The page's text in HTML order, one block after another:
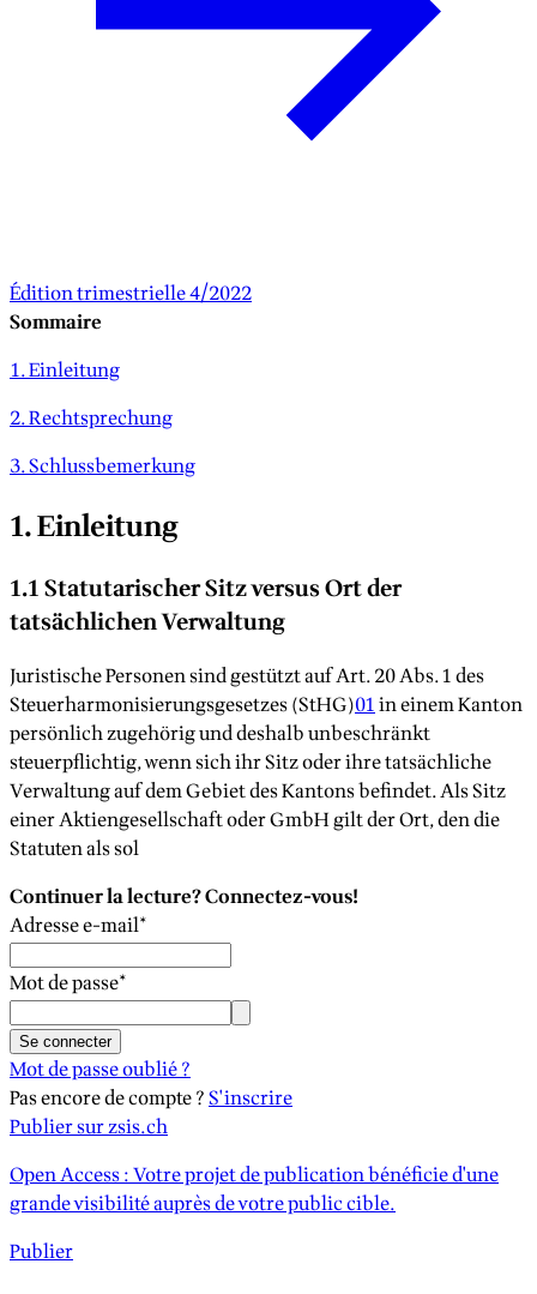
Édition trimestrielle 4/2022
Sommaire
1. Einleitung
2. Rechtsprechung
3. Schlussbemerkung
1. Einleitung
1.1 Statutarischer Sitz versus Ort der
tatsächlichen Verwaltung
Juristische Personen sind gestützt auf Art. 20 Abs. 1 des
Steuerharmonisierungsgesetzes (StHG)01in einem Kanton
persönlich zugehörig und deshalb unbeschränkt
steuerpflichtig, wenn sich ihr Sitz oder ihre tatsächliche
Verwaltung auf dem Gebiet des Kantons befindet. Als Sitz
einer Aktiengesellschaft oder GmbH gilt der Ort, den die
Statuten als sol
Continuer la lecture? Connectez-vous!
Adresse e-mail*
Mot de passe*
Se connecter
Mot de passe oublié ?
Pas encore de compte ?S'inscrire
Publier sur zsis.ch
Open Access : Votre projet de publication bénéficie d'une
grande visibilité auprès de votre public cible.
Publier